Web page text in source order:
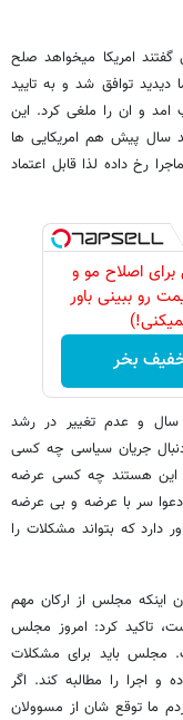
گفتند امریکا میخواهد صلح
دیدید توافق شد و به تایید
و ان را ملغی کرد. این
سال پیش هم امریکایی ها
رخ داده لذا قابل اعتماد
برای اصلاح مو و
رو ببینی باور
بخر
ما طی دو سال و عدم تغییر در رشد
جریان سیاسی چه کسی
این هستند چه کسی عرضه
سر با عرضه و بی عرضه
دارد که بتواند مشکلات را
اینکه مجلس از ارکان مهم
تاکید کرد: امروز مجلس
مجلس باید برای مشکلات
و اجرا را مطالبه کند. اگر
ما توقع شان از مسوولان